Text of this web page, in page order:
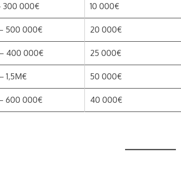
300 000€ 10 000€
500 000€ 20 000€
400 000€ 25 000€
1,5M€ 50 000€
600 000€ 40 000€